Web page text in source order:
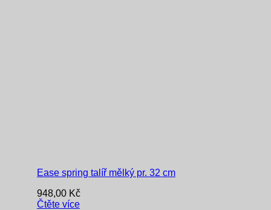
Ease spring talíř mělký pr. 32 cm
948,00 Kč
Čtěte více